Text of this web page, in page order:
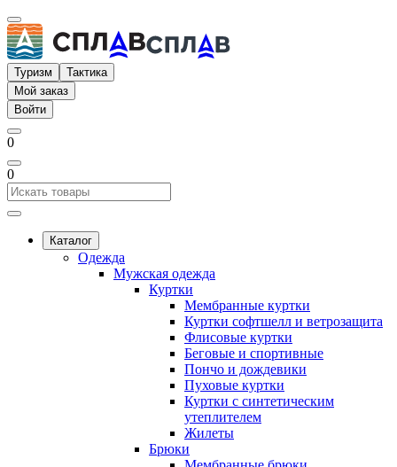
Туризм
Тактика
Мой заказ
Войти
0
0
Каталог
Одежда
Мужская одежда
Куртки
Мембранные куртки
Куртки софтшелл и ветрозащита
Флисовые куртки
Беговые и спортивные
Пончо и дождевики
Пуховые куртки
Куртки с синтетическим
утеплителем
Жилеты
Брюки